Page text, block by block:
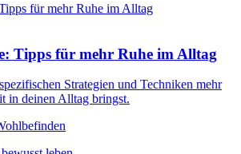
Tipps für mehr Ruhe im Alltag
Strategien und Techniken mehr
in deinen Alltag bringst.